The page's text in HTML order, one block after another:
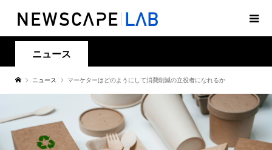
ニュース
ニュース マーケターはどのようにして消費削減の立役者になれるか